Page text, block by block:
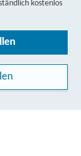
kostenlos